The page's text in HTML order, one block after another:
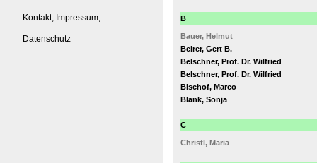
Kontakt, Impressum,
Datenschutz
B
Bauer, Helmut
Beirer, Gert B.
Belschner, Prof. Dr. Wilfried
Belschner, Prof. Dr. Wilfried
Bischof, Marco
Blank, Sonja
C
Christl, Maria